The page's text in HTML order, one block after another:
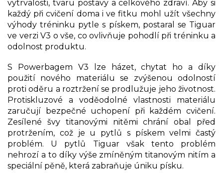
vytrvalosti, tvaru postavy a celkového zdraví. Aby si
každý při cvičení doma i ve fitku mohl užít všechny
výhody tréninku pytle s pískem, postaral se Tiguar
ve verzi V3 o vše, co ovlivňuje pohodlí při tréninku a
odolnost produktu.
S Powerbagem V3 lze házet, chytat ho a díky
použití nového materiálu se zvýšenou odolností
proti oděru a roztržení se prodlužuje jeho životnost.
Protiskluzové a voděodolné vlastnosti materiálu
zaručují bezpečné uchopení při každém cvičení.
Zesílené švy titanovými nitěmi chrání obal před
protržením, což je u pytlů s pískem velmi častý
problém. U pytlů Tiguar však tento problém
nehrozí a to díky výše zmíněným titanovým nitím a
speciální pěně, která zabraňuje úniku písku.